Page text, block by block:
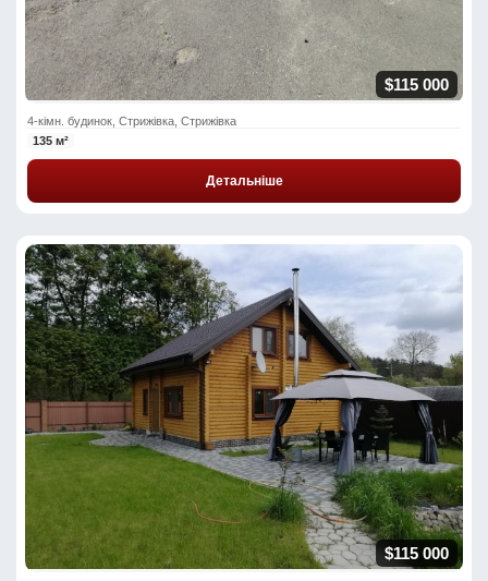
$115 000
4-кімн. будинок, Стрижівка, Стрижівка
135 м²
Детальніше
$115 000